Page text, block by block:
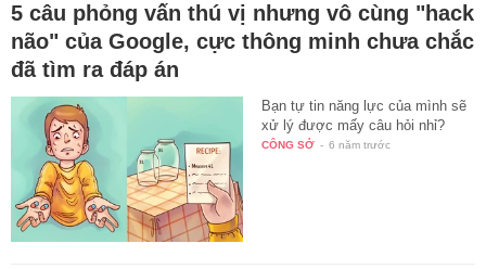
5 câu phỏng vấn thú vị nhưng vô cùng "hack
não" của Google, cực thông minh chưa chắc
đã tìm ra đáp án
Bạn tự tin năng lực của mình sẽ
xử lý được mấy câu hỏi nhỉ?
CÔNG SỞ - 6 năm trước